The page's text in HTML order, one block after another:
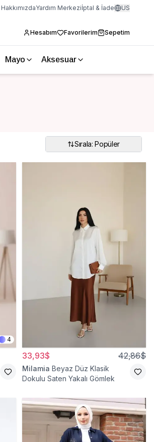
HakkımızdaYardım Merkeziİptal & İade US
Hesabım Favorilerim Sepetim
Mayo Aksesuar
Sırala: Popüler
4
33,93$ 42,86$
Milamia Beyaz Düz Klasik
Dokulu Saten Yakalı Gömlek